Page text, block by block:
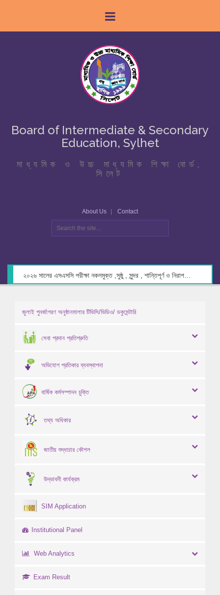
Board of Intermediate & Secondary
Education, Sylhet
মাধ্যমিক ও উচ্চ মাধ্যমিক শিক্ষা বোর্ড,
সিলেট
About Us Contact
জুলাই পুনর্জাগরণ অনুষ্ঠানমালার টিভিসি/ভিডিও/ ডকুমেন্টারি
সেবা প্রদান প্রতিশ্রুতি
অভিযোগ প্রতিকার ব্যবস্থাপনা
বার্ষিক কর্মসম্পাদন চুক্তি
তথ্য অধিকার
জাতীয় শুদ্ধাচার কৌশল
উদ্ভাবনী কার্যক্রম
SIM Application
Institutional Panel
Web Analytics
Exam Result